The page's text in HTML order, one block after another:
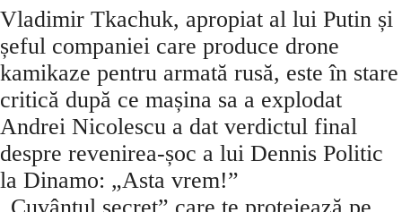
Vladimir Tkachuk, apropiat al lui Putin și
șeful companiei care produce drone
kamikaze pentru armată rusă, este în stare
critică după ce mașina sa a explodat
Andrei Nicolescu a dat verdictul final
despre revenirea-șoc a lui Dennis Politic
la Dinamo: „Asta vrem!”